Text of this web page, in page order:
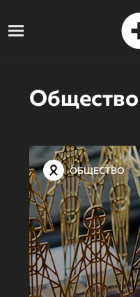
Общество
ОБЩЕСТВО